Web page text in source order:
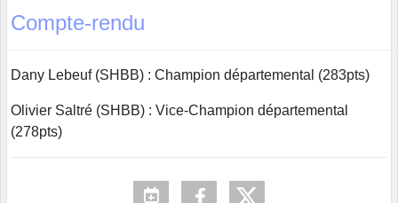
Compte-rendu
Dany Lebeuf (SHBB) : Champion départemental (283pts)
Olivier Saltré (SHBB) : Vice-Champion départemental
(278pts)